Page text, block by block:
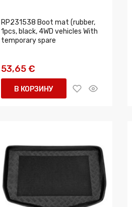
RP231538 Boot mat (rubber,
1pcs, black, 4WD vehicles With
temporary spare
53,65 €
В КОРЗИНУ